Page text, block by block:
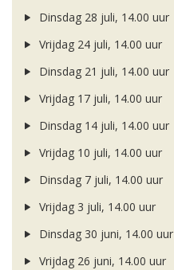
Dinsdag 28 juli, 14.00 uur
Vrijdag 24 juli, 14.00 uur
Dinsdag 21 juli, 14.00 uur
Vrijdag 17 juli, 14.00 uur
Dinsdag 14 juli, 14.00 uur
Vrijdag 10 juli, 14.00 uur
Dinsdag 7 juli, 14.00 uur
Vrijdag 3 juli, 14.00 uur
Dinsdag 30 juni, 14.00 uur
Vrijdag 26 juni, 14.00 uur